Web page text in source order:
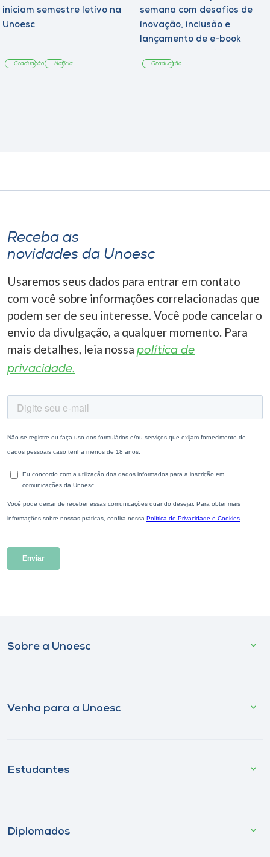
iniciam semestre letivo na
Unoesc
Graduação Notícia
semana com desafios de
inovação, inclusão e
lançamento de e-book
Graduação
Receba as
novidades da Unoesc
Usaremos seus dados para entrar em contato
com você sobre informações correlacionadas que
podem ser de seu interesse. Você pode cancelar o
envio da divulgação, a qualquer momento. Para
mais detalhes, leia nossa política de
privacidade.
Sobre a Unoesc
Venha para a Unoesc
Estudantes
Diplomados